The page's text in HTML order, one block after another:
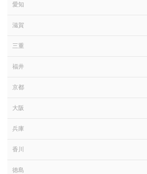
愛知
滋賀
三重
福井
京都
大阪
兵庫
香川
徳島